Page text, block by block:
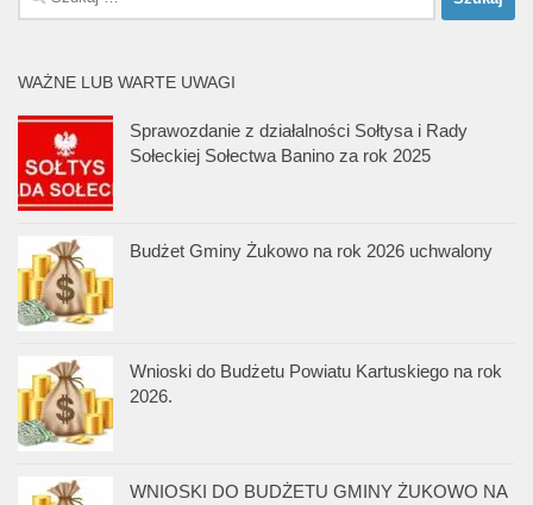
WAŻNE LUB WARTE UWAGI
Sprawozdanie z działalności Sołtysa i Rady
Sołeckiej Sołectwa Banino za rok 2025
Budżet Gminy Żukowo na rok 2026 uchwalony
Wnioski do Budżetu Powiatu Kartuskiego na rok
2026.
WNIOSKI DO BUDŻETU GMINY ŻUKOWO NA